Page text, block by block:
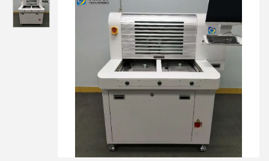
d'onda laser UV 355nm